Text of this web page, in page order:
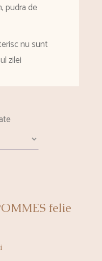
pudra de
nu sunt
zilei
felie